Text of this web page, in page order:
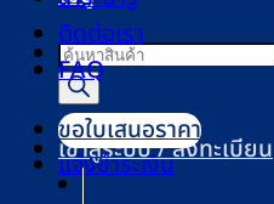
Products
search
เข้าสู่ระบบ / ลงทะเบียน
ติดต่อเรา
FAQ
ขอใบเสนอราคา
แจ้งชำระเงิน